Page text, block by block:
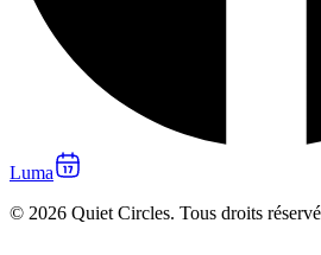
Luma
© 2026 Quiet Circles. Tous droits